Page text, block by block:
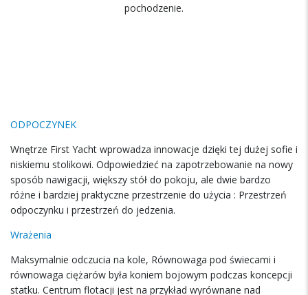
pochodzenie.
ODPOCZYNEK
Wnętrze First Yacht wprowadza innowacje dzięki tej dużej sofie i
niskiemu stolikowi. Odpowiedzieć na zapotrzebowanie na nowy
sposób nawigacji, większy stół do pokoju, ale dwie bardzo
różne i bardziej praktyczne przestrzenie do użycia : Przestrzeń
odpoczynku i przestrzeń do jedzenia.
Wrażenia
Maksymalnie odczucia na kole, Równowaga pod świecami i
równowaga ciężarów była koniem bojowym podczas koncepcji
statku. Centrum flotacji jest na przykład wyrównane nad